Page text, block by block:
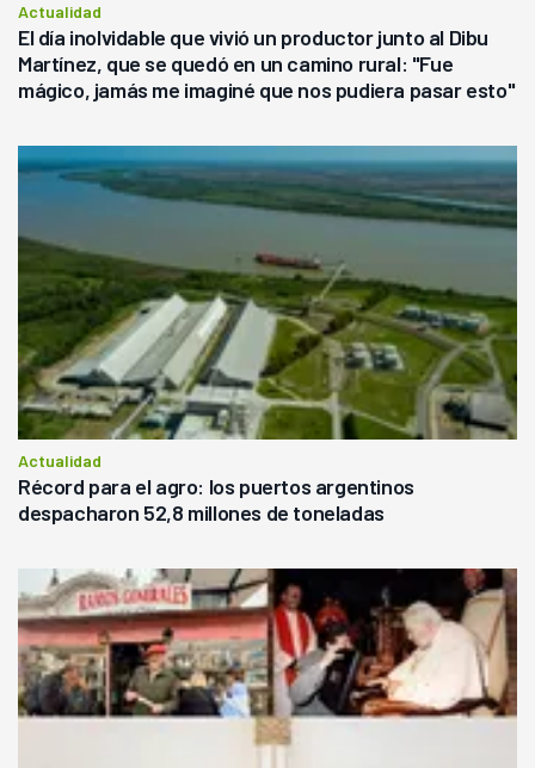
Actualidad
El día inolvidable que vivió un productor junto al Dibu
Martínez, que se quedó en un camino rural: "Fue
mágico, jamás me imaginé que nos pudiera pasar esto"
Actualidad
Récord para el agro: los puertos argentinos
despacharon 52,8 millones de toneladas